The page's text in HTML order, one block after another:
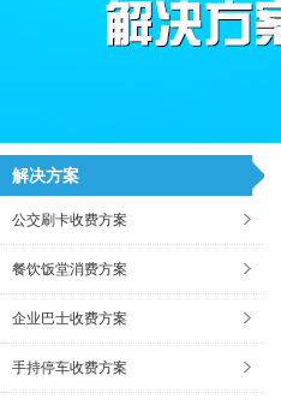
解决方案
公交刷卡收费方案
餐饮饭堂消费方案
企业巴士收费方案
手持停车收费方案